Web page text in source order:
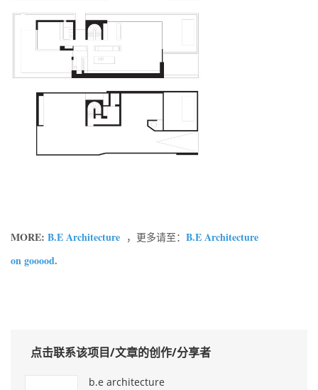
MORE: B.E Architecture ，更多请至： B.E Architecture
on gooood.
点击联系该项目/文章的创作/分享者
b.e architecture